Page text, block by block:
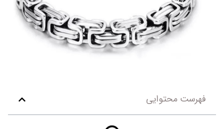
فهرست محتوایی